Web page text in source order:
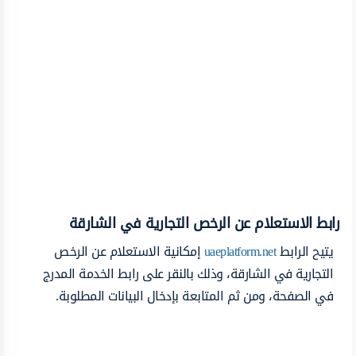
رابط الاستعلام عن الرخص التجارية في الشارقة
يتيح الرابطuaeplatform.netإمكانية الاستعلام عن الرخص
التجارية في الشارقة، وذلك بالنقر على رابط الخدمة المدرج
في الصفحة، ومن ثم المتابعة بإدخال البيانات المطلوبة.